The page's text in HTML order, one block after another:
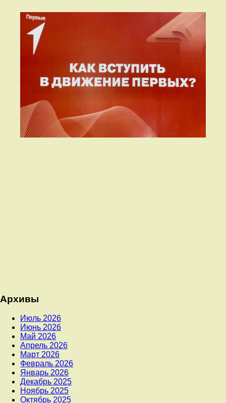
Архивы
Июль 2026
Июнь 2026
Май 2026
Апрель 2026
Март 2026
Февраль 2026
Январь 2026
Декабрь 2025
Ноябрь 2025
Октябрь 2025